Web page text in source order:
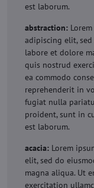
est laborum.
abstraction:
adipiscing elit,
labore et dolore
quis nostrud
ea commodo
reprehenderit in
fugiat nulla
proident, sunt in
est laborum.
acacia: Lorem
elit, sed do
magna aliqua. Ut
exercitation